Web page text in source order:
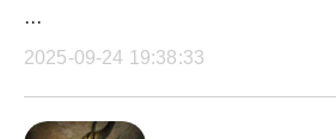
···
2025-09-24 19:38:33